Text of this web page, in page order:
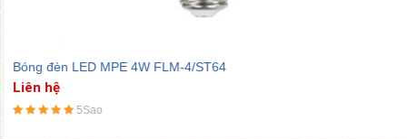
Bóng đèn LED MPE 4W FLM-4/ST64
Liên hệ
5Sao